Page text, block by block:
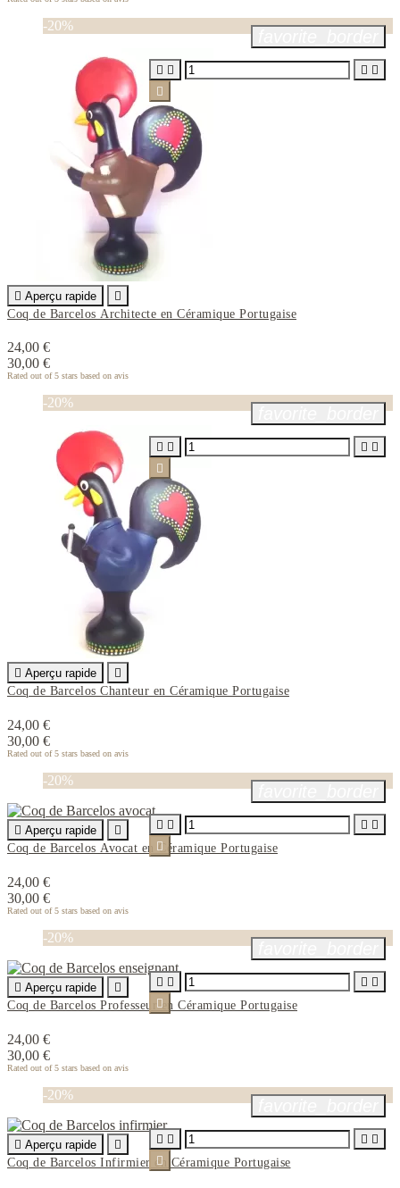
-20%
 Aperçu rapide

Coq de Barcelos Architecte en Céramique Portugaise
24,00 €
30,00 €
Rated out of 5 stars based on avis
   

-20%
 Aperçu rapide

Coq de Barcelos Chanteur en Céramique Portugaise
24,00 €
30,00 €
Rated out of 5 stars based on avis
   

-20%
 Aperçu rapide

Coq de Barcelos Avocat en Céramique Portugaise
24,00 €
30,00 €
Rated out of 5 stars based on avis
   

-20%
 Aperçu rapide

Coq de Barcelos Professeur en Céramique Portugaise
24,00 €
30,00 €
Rated out of 5 stars based on avis
   

-20%
 Aperçu rapide

Coq de Barcelos Infirmier en Céramique Portugaise
   
